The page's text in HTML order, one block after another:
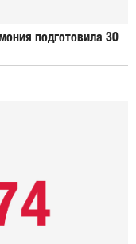
подготовила 30